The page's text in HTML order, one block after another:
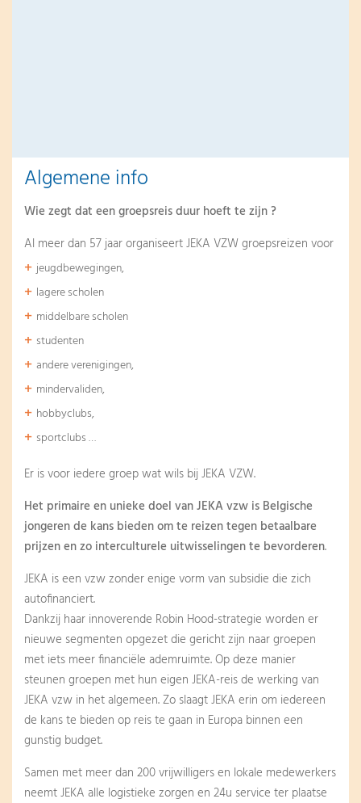
Algemene info
Wie zegt dat een groepsreis duur hoeft te zijn ?
Al meer dan 57 jaar organiseert JEKA VZW groepsreizen voor
jeugdbewegingen,
lagere scholen
middelbare scholen
studenten
andere verenigingen,
mindervaliden,
hobbyclubs,
sportclubs …
Er is voor iedere groep wat wils bij JEKA VZW.
Het primaire en unieke doel van JEKA vzw is Belgische
jongeren de kans bieden om te reizen tegen betaalbare
prijzen en zo interculturele uitwisselingen te bevorderen.
JEKA is een vzw zonder enige vorm van subsidie die zich
autofinanciert.
Dankzij haar innoverende Robin Hood-strategie worden er
nieuwe segmenten opgezet die gericht zijn naar groepen
met iets meer financiële ademruimte. Op deze manier
steunen groepen met hun eigen JEKA-reis de werking van
JEKA vzw in het algemeen. Zo slaagt JEKA erin om iedereen
de kans te bieden op reis te gaan in Europa binnen een
gunstig budget.
Samen met meer dan 200 vrijwilligers en lokale medewerkers
neemt JEKA alle logistieke zorgen en 24u service ter plaatse